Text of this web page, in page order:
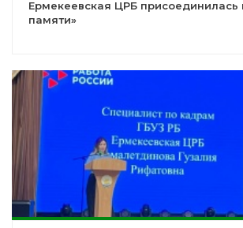
Ермекеевская ЦРБ присоединилась
памяти»